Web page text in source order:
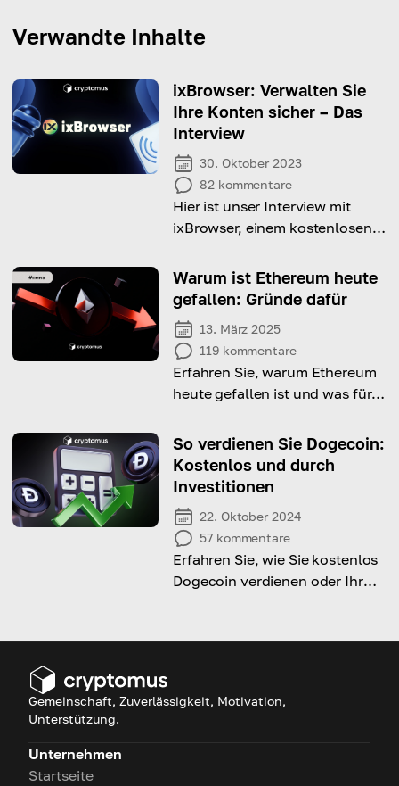
Verwandte Inhalte
ixBrowser: Verwalten Sie
Ihre Konten sicher – Das
Interview
30. Oktober 2023
82 kommentare
Hier ist unser Interview mit
ixBrowser, einem kostenlosen
effizienten Verwaltung
mehrerer Konten!
Warum ist Ethereum heute
gefallen: Gründe dafür
13. März 2025
119 kommentare
Erfahren Sie, warum Ethereum
heute gefallen ist und was für
möglich ist.
So verdienen Sie Dogecoin:
Kostenlos und durch
Investitionen
22. Oktober 2024
57 kommentare
Erfahren Sie, wie Sie kostenlos
Dogecoin verdienen oder Ihr
Gemeinschaft, Zuverlässigkeit, Motivation,
Unterstützung.
Unternehmen
Startseite